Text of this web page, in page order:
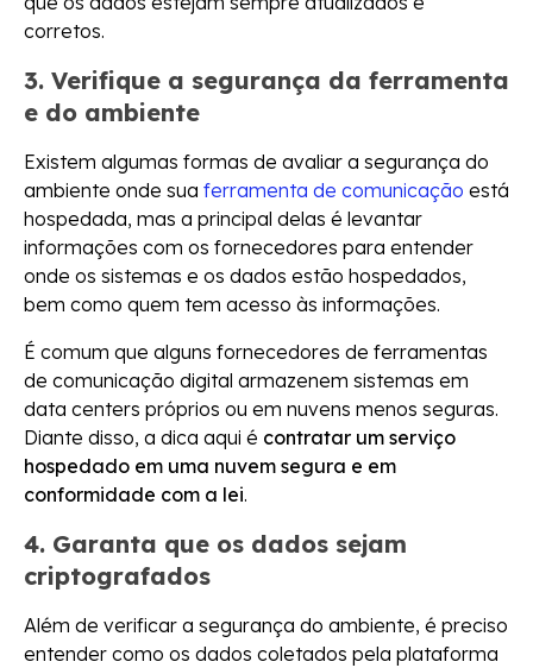
corretos.
3. Verifique a segurança da ferramenta
e do ambiente
Existem algumas formas de avaliar a segurança do
ambiente onde sua ferramenta de comunicação está
hospedada, mas a principal delas é levantar
informações com os fornecedores para entender
onde os sistemas e os dados estão hospedados,
bem como quem tem acesso às informações.
É comum que alguns fornecedores de ferramentas
de comunicação digital armazenem sistemas em
data centers próprios ou em nuvens menos seguras.
Diante disso, a dica aqui é contratar um serviço
hospedado em uma nuvem segura e em
conformidade com a lei.
4. Garanta que os dados sejam
criptografados
Além de verificar a segurança do ambiente, é preciso
entender como os dados coletados pela plataforma